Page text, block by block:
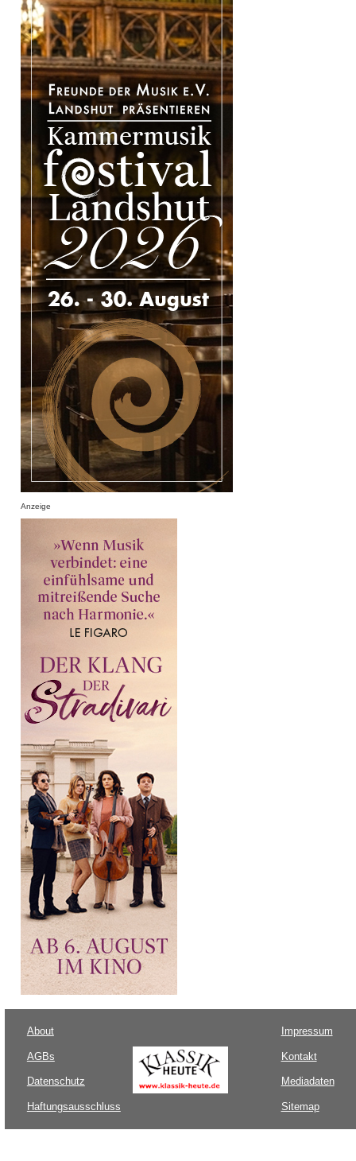
Anzeige
About
AGBs
Datenschutz
Haftungsausschluss
Impressum
Kontakt
Mediadaten
Sitemap